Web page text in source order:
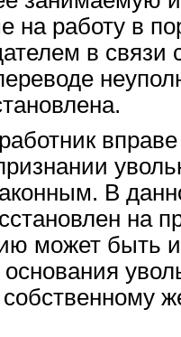
на работу в
в связи
В
на
может быть